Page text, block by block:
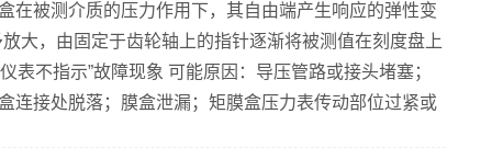
在被测介质的压力作用下，其自由端产生响应的弹性变
大，由固定于齿轮轴上的指针逐渐将被测值在刻度盘上
表不指示”故障现象 可能原因：导压管路或接头堵塞；
连接处脱落；膜盒泄漏；矩膜盒压力表传动部位过紧或